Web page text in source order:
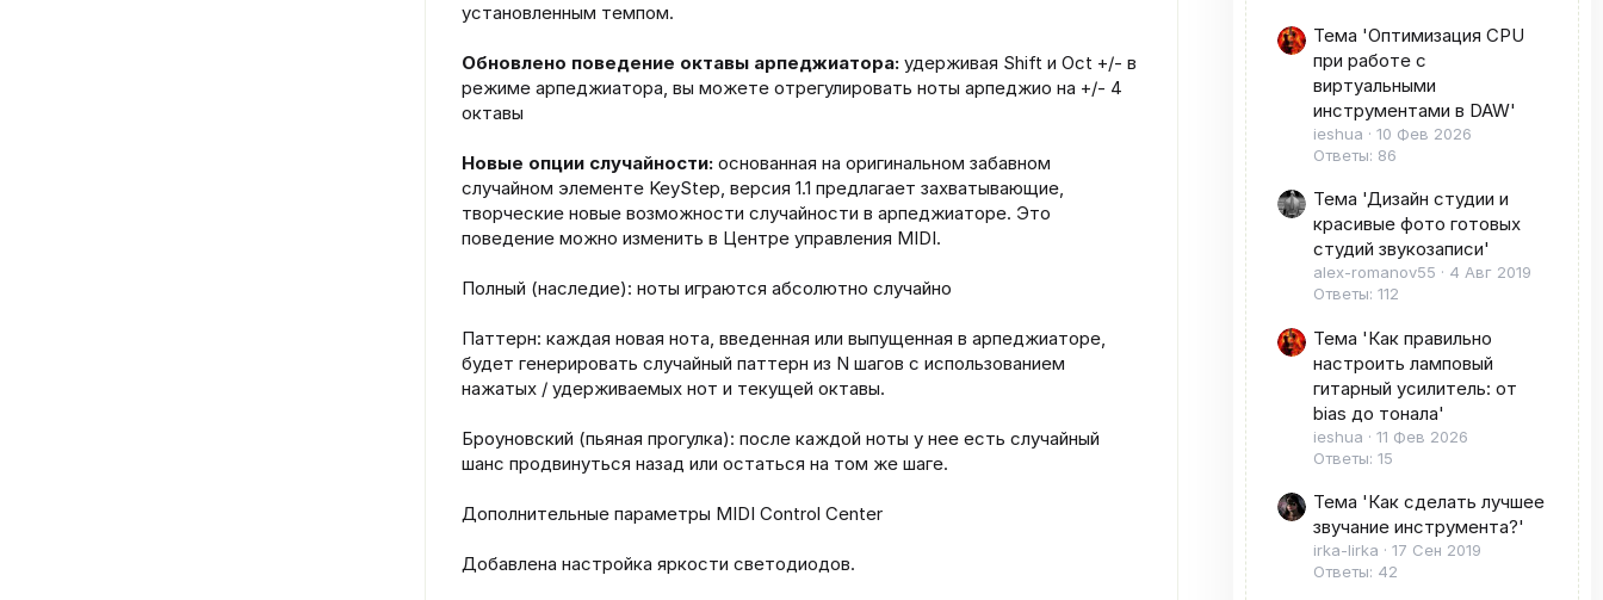
установленным темпом.
Обновлено поведение октавы арпеджиатора: удерживая Shift и Oct +/- в
режиме арпеджиатора, вы можете отрегулировать ноты арпеджио на +/- 4
октавы
Новые опции случайности: основанная на оригинальном забавном
случайном элементе KeyStep, версия 1.1 предлагает захватывающие,
творческие новые возможности случайности в арпеджиаторе. Это
поведение можно изменить в Центре управления MIDI.
Полный (наследие): ноты играются абсолютно случайно
Паттерн: каждая новая нота, введенная или выпущенная в арпеджиаторе,
будет генерировать случайный паттерн из N шагов с использованием
нажатых / удерживаемых нот и текущей октавы.
Броуновский (пьяная прогулка): после каждой ноты у нее есть случайный
шанс продвинуться назад или остаться на том же шаге.
Дополнительные параметры MIDI Control Center
Добавлена настройка яркости светодиодов.
Тема 'Оптимизация CPU
при работе с
виртуальными
инструментами в DAW'
ieshua
10 Фев 2026
Ответы: 86
Тема 'Дизайн студии и
красивые фото готовых
студий звукозаписи'
alex-romanov55
4 Авг 2019
Ответы: 112
Тема 'Как правильно
настроить ламповый
гитарный усилитель: от
bias до тонала'
ieshua
11 Фев 2026
Ответы: 15
Тема 'Как сделать лучшее
звучание инструмента?'
irka-lirka
17 Сен 2019
Ответы: 42